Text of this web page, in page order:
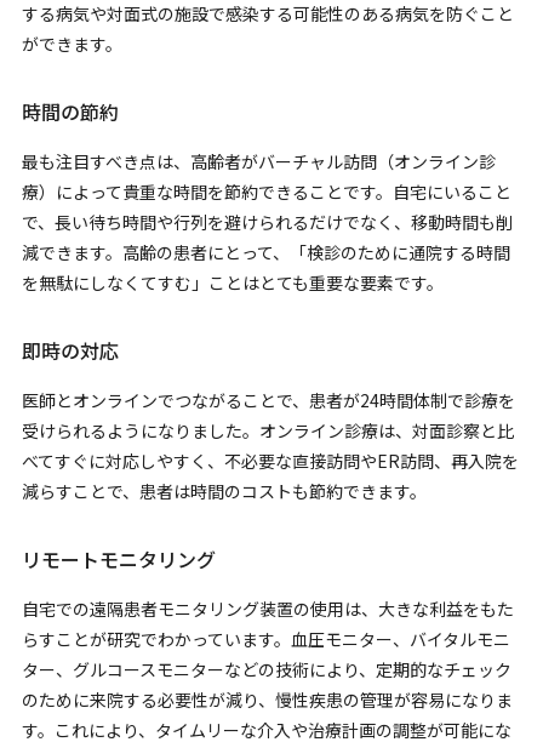
する病気や対面式の施設で感染する可能性のある病気を防ぐこと
ができます。
時間の節約
最も注目すべき点は、高齢者がバーチャル訪問（オンライン診
療）によって貴重な時間を節約できることです。自宅にいること
で、長い待ち時間や行列を避けられるだけでなく、移動時間も削
減できます。高齢の患者にとって、「検診のために通院する時間
を無駄にしなくてすむ」ことはとても重要な要素です。
即時の対応
医師とオンラインでつながることで、患者が24時間体制で診療を
受けられるようになりました。オンライン診療は、対面診察と比
べてすぐに対応しやすく、不必要な直接訪問やER訪問、再入院を
減らすことで、患者は時間のコストも節約できます。
リモートモニタリング
自宅での遠隔患者モニタリング装置の使用は、大きな利益をもた
らすことが研究でわかっています。血圧モニター、バイタルモニ
ター、グルコースモニターなどの技術により、定期的なチェック
のために来院する必要性が減り、慢性疾患の管理が容易になりま
す。これにより、タイムリーな介入や治療計画の調整が可能にな